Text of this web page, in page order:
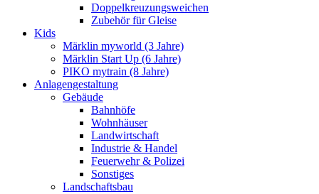
Doppelkreuzungsweichen
Zubehör für Gleise
Kids
Märklin myworld (3 Jahre)
Märklin Start Up (6 Jahre)
PIKO mytrain (8 Jahre)
Anlagengestaltung
Gebäude
Bahnhöfe
Wohnhäuser
Landwirtschaft
Industrie & Handel
Feuerwehr & Polizei
Sonstiges
Landschaftsbau